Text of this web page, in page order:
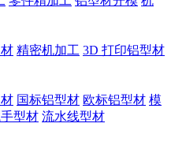
精密机加工 3D 打印铝型材
国标铝型材 欧标铝型材 模
型材 流水线型材